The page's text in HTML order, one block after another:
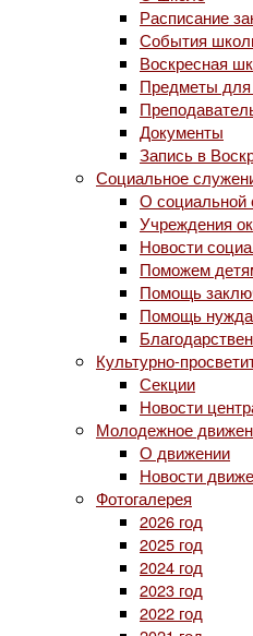
Расписание
События
Воскресная
Предметы
Документы
Запись в
Социальное
О социальной
Учреждения
Новости
Поможем
Помощь
Помощь
Культурно-
Секции
Новости
Молодежное
О движении
Новости
Фотогалерея
2026 год
2025 год
2024 год
2023 год
2022 год